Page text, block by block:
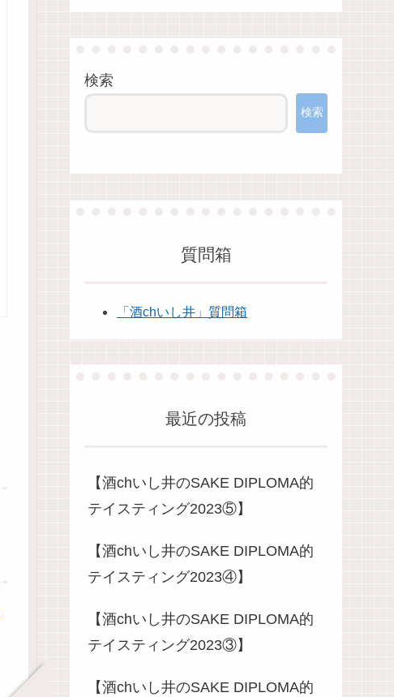
検索
検索
質問箱
「酒chいし井」質問箱
最近の投稿
【酒chいし井のSAKE DIPLOMA的
テイスティング2023⑤】
【酒chいし井のSAKE DIPLOMA的
テイスティング2023④】
【酒chいし井のSAKE DIPLOMA的
テイスティング2023③】
【酒chいし井のSAKE DIPLOMA的